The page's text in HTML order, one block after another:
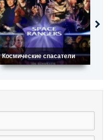
Космические спасатели